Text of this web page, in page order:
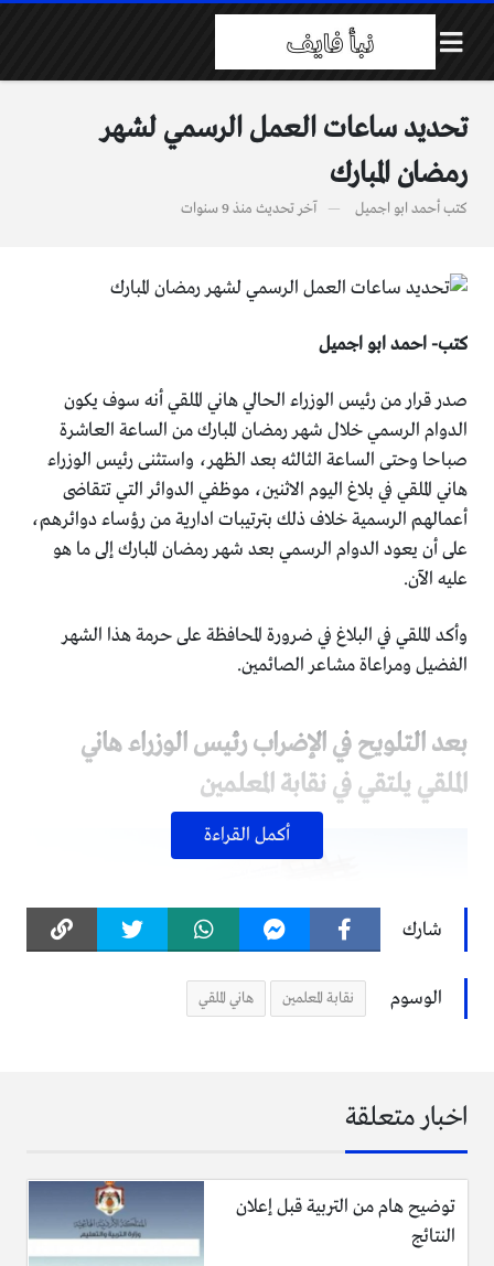
تحديد ساعات العمل الرسمي لشهر
رمضان المبارك
كتبأحمد ابو اجميل آخر تحديث منذ 9 سنوات
كتب- احمد ابو اجميل
صدر قرار من رئيس الوزراء الحالي هاني الملقي أنه سوف يكون
الدوام الرسمي خلال شهر رمضان المبارك من الساعة العاشرة
صباحا وحتى الساعة الثالثه بعد الظهر، واستثنى رئيس الوزراء
هاني الملقي في بلاغ اليوم الاثنين، موظفي الدوائر التي تتقاضى
أعمالهم الرسمية خلاف ذلك بترتيبات ادارية من رؤساء دوائرهم،
على أن يعود الدوام الرسمي بعد شهر رمضان المبارك إلى ما هو
عليه الآن.
وأكد الملقي في البلاغ في ضرورة المحافظة على حرمة هذا الشهر
الفضيل ومراعاة مشاعر الصائمين.
بعد التلويح في الإضراب رئيس الوزراء هاني
الملقي يلتقي في نقابة المعلمين
وعدد من أعضاء النقابة، في الاثناء، فيما حضر في اللقاء
وزير التربية والتعليم عمر الرزاز والناطق الرسمي بإسم الحكومة
الوزير محمد المومني، وكانت نقابة المعلمين، قالت أن رئيس
أكمل القراءة
شارك
الوسوم نقابة المعلمين هاني الملقي
اخبار متعلقة
توضيح هام من التربية قبل إعلان
النتائج